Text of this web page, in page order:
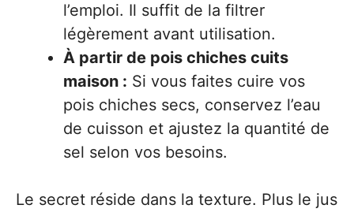
l’emploi. Il suffit de la filtrer
légèrement avant utilisation.
À partir de pois chiches cuits
maison : Si vous faites cuire vos
pois chiches secs, conservez l’eau
de cuisson et ajustez la quantité de
sel selon vos besoins.
Le secret réside dans la texture. Plus le jus